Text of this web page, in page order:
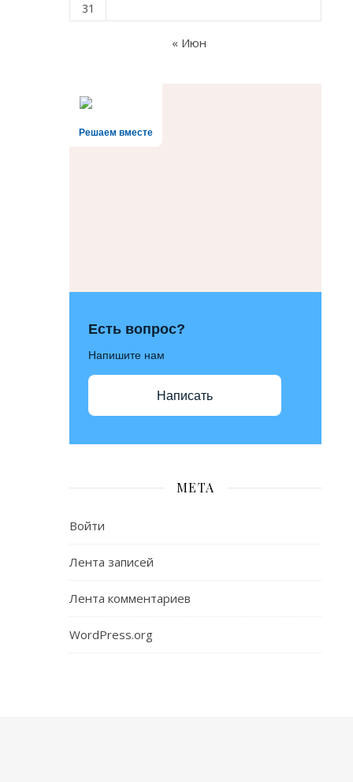
31
« Июн
Решаем вместе
Есть вопрос?
Напишите нам
Написать
МЕТА
Войти
Лента записей
Лента комментариев
WordPress.org